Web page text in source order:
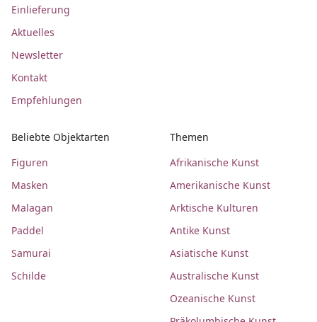
Einlieferung
Aktuelles
Newsletter
Kontakt
Empfehlungen
Beliebte Objektarten
Figuren
Masken
Malagan
Paddel
Samurai
Schilde
Themen
Afrikanische Kunst
Amerikanische Kunst
Arktische Kulturen
Antike Kunst
Asiatische Kunst
Australische Kunst
Ozeanische Kunst